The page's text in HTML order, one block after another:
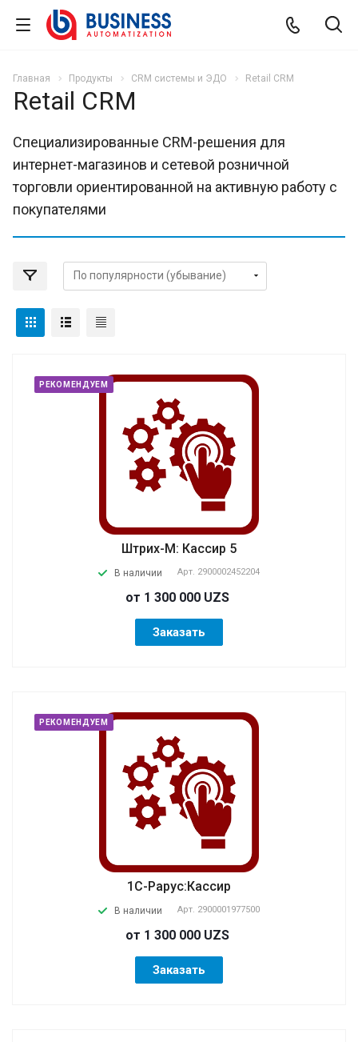
Главная Продукты CRM системы и ЭДО Retail CRM
Retail CRM
Cпециализированные CRM-решения для
интернет-магазинов и сетевой розничной
торговли ориентированной на активную работу с
покупателями
РЕКОМЕНДУЕМ
Штрих-М: Кассир 5
В наличии Арт. 2900002452204
от 1 300 000 UZS
Заказать
РЕКОМЕНДУЕМ
1С-Рарус:Кассир
В наличии Арт. 2900001977500
от 1 300 000 UZS
Заказать